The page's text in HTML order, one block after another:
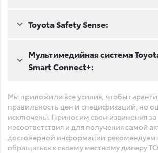
Toyota Safety Sense:
Мультимедийная система
Smart Connect+:
Мы приложили все усилия, чтобы
правильность цен и спецификаций, но
исключены. Приносим свои извинения
несоответствия и для получения самой
достоверной информации рекомендуем
обращаться к своему местному дилеру